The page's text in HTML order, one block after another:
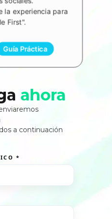
ahora
a continuación
*
la experiencia para
First".
Guía Práctica